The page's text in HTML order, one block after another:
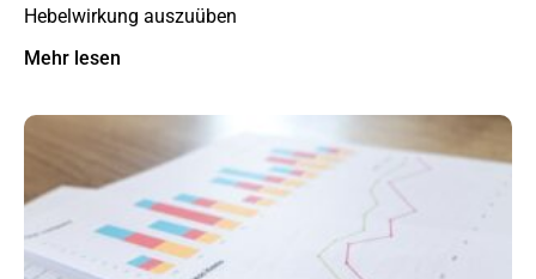
Hebelwirkung auszuüben
Mehr lesen